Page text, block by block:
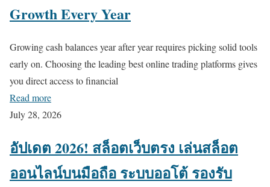
Growth Every Year
Growing cash balances year after year requires picking solid tools
early on. Choosing the leading best online trading platforms gives
you direct access to financial
Read more
July 28, 2026
อัปเดต 2026! สล็อตเว็บตรง เล่นสล็อต
ออนไลน์บนมือถือ ระบบออโต้ รองรับ